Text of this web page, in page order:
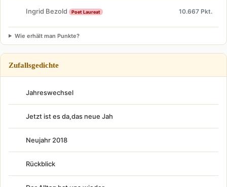
Ingrid Bezold Poet Laureat 10.667 Pkt.
Wie erhält man Punkte?
Zufallsgedichte
Jahreswechsel
Jetzt ist es da,das neue Jah
Neujahr 2018
Rückblick